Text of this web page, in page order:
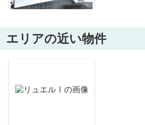
桜が丘中学校
エリアの近い物件